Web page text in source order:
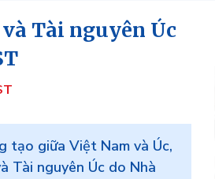
Tài nguyên Úc
tạo giữa Việt Nam và Úc,
Tài nguyên Úc do Nhà